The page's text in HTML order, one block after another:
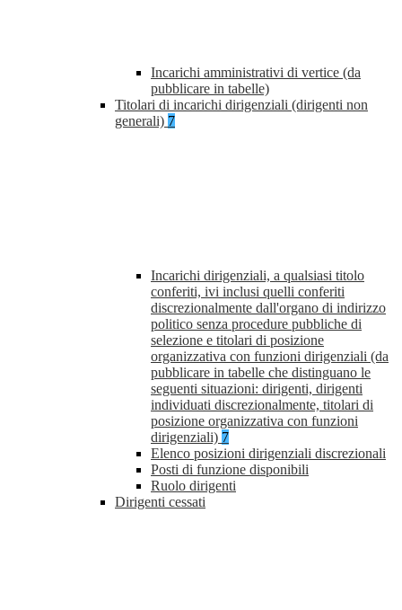
Incarichi amministrativi di vertice (da
pubblicare in tabelle)
Titolari di incarichi dirigenziali (dirigenti non
generali) 7
Incarichi dirigenziali, a qualsiasi titolo
conferiti, ivi inclusi quelli conferiti
discrezionalmente dall'organo di indirizzo
politico senza procedure pubbliche di
selezione e titolari di posizione
organizzativa con funzioni dirigenziali (da
pubblicare in tabelle che distinguano le
seguenti situazioni: dirigenti, dirigenti
individuati discrezionalmente, titolari di
posizione organizzativa con funzioni
dirigenziali) 7
Elenco posizioni dirigenziali discrezionali
Posti di funzione disponibili
Ruolo dirigenti
Dirigenti cessati